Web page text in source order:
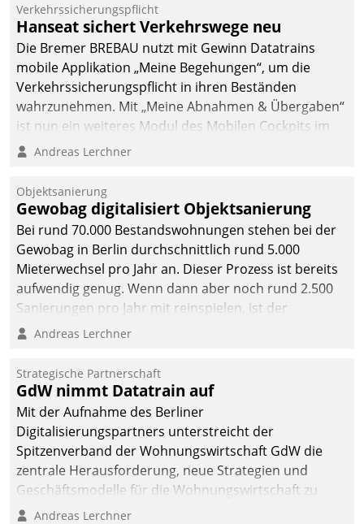
Datatrain. Die meravis
Wohnungsbau- und
Immobilien GmbH hat
sich dabei für den Betrieb
der Lösung über die SAP
Cloud Platform
entschieden - als erstes
Unternehmen am
Verkehrssicherungspflicht
Hanseat sichert Verkehrswege neu
Die Bremer BREBAU nutzt mit Gewinn Datatrains
mobile Applikation „Meine Begehungen“, um die
Verkehrssicherungspflicht in ihren Beständen
wahrzunehmen. Mit „Meine Abnahmen & Übergaben“
ist nun ein weiteres Modul des Mobilen Cockpits im
Einsatz.
Andreas Lerchner
Objektsanierung
Gewobag digitalisiert Objektsanierung
Bei rund 70.000 Bestandswohnungen stehen bei der
Gewobag in Berlin durchschnittlich rund 5.000
Mieterwechsel pro Jahr an. Dieser Prozess ist bereits
aufwendig genug. Wenn dann aber noch rund 2.500
Sanierungen pro Jahr mit reinspielen, ist der
Betreuungs- und Organisationsaufwand immens. Im
kommunale Wohnungsbauunternehmen daher
gemeinsam mit der Berliner Datatrain GmbH den
Teilprozess der Objektsanierung digitalisiert.
Andreas Lerchner
Strategische Partnerschaft
GdW nimmt Datatrain auf
Mit der Aufnahme des Berliner
Digitalisierungspartners unterstreicht der
Spitzenverband der Wohnungswirtschaft GdW die
zentrale Herausforderung, neue Strategien und
Geschäftsmodelle für die Wohnungswirtschaft zu
entwickeln.
Andreas Lerchner